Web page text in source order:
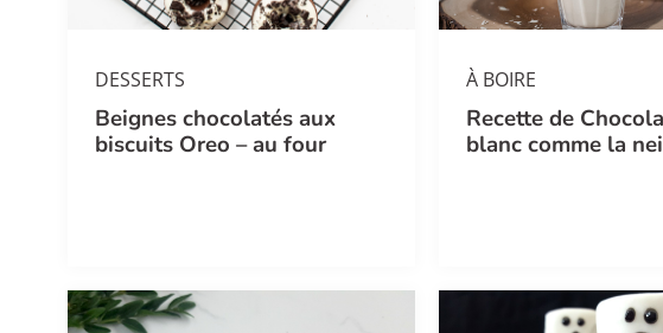
DESSERTS
Beignes chocolatés aux
biscuits Oreo – au four
À BOIRE
Recette de
blanc comme la